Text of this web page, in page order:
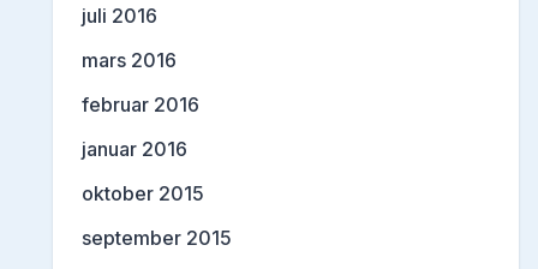
juli 2016
mars 2016
februar 2016
januar 2016
oktober 2015
september 2015